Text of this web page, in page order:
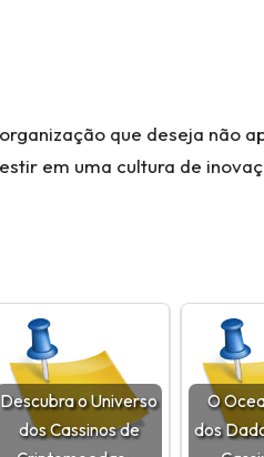
que deseja não
em uma cultura de
Descubra o Universo
dos Cassinos de
O
dos